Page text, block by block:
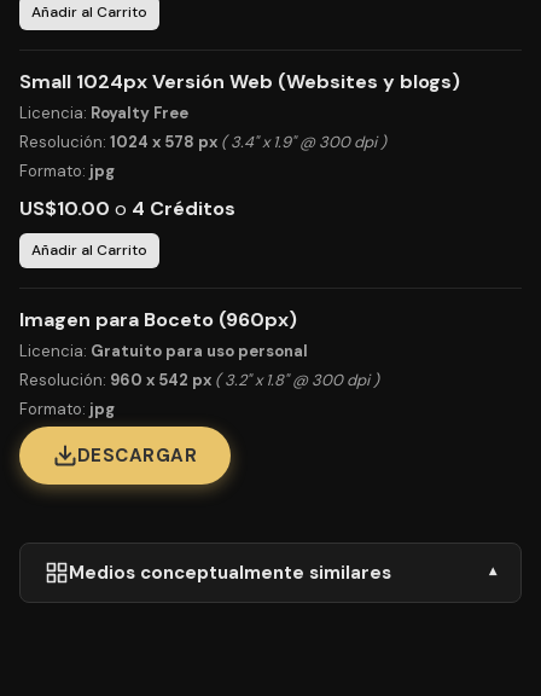
Añadir al Carrito
Small 1024px Versión Web (Websites y blogs)
Licencia: Royalty Free
Resolución: 1024 x 578 px ( 3.4" x 1.9" @ 300 dpi )
Formato: jpg
US$10.00 o 4 Créditos
Añadir al Carrito
Imagen para Boceto (960px)
Licencia: Gratuito para uso personal
Resolución: 960 x 542 px ( 3.2" x 1.8" @ 300 dpi )
Formato: jpg
DESCARGAR
Medios conceptualmente similares ▾